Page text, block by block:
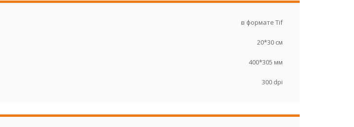
в формате Tif
20*30 см
400*305 мм
300 dpi